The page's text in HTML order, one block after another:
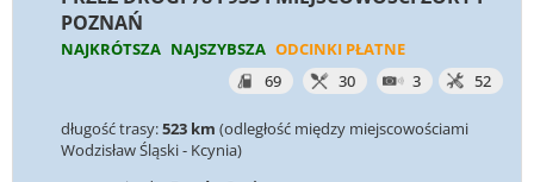
POZNAŃ
NAJKRÓTSZA NAJSZYBSZA ODCINKI PŁATNE
69
30 3 52
długość trasy:523 km (odległość między miejscowościami
Wodzisław Śląski - Kcynia)